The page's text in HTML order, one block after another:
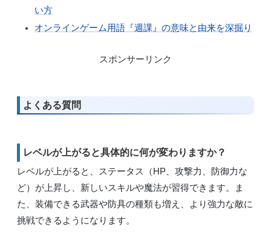
い方
オンラインゲーム用語『週課』の意味と由来を深掘り
スポンサーリンク
よくある質問
レベルが上がると具体的に何が変わりますか？
レベルが上がると、ステータス（HP、攻撃力、防御力な
ど）が上昇し、新しいスキルや魔法が習得できます。ま
た、装備できる武器や防具の種類も増え、より強力な敵に
挑戦できるようになります。